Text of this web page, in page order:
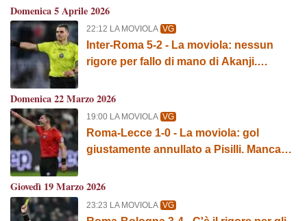
Domenica 5 Aprile 2026
22:12 LA MOVIOLA VG
Inter-Roma 5-2 - La moviola: nessun
rigore per fallo di mano di Akanji.
Domenica 22 Marzo 2026
19:00 LA MOVIOLA VG
Roma-Lecce 1-0 - La moviola: gol
giustamente annullato a Pisilli. Manca
Giovedì 19 Marzo 2026
23:23 LA MOVIOLA VG